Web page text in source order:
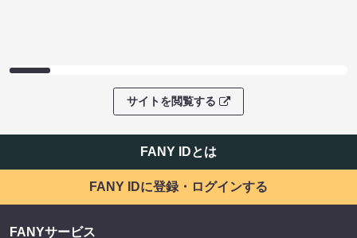
サイトを閲覧する
FANY IDとは
FANY IDに登録・ログインする
FANYサービス